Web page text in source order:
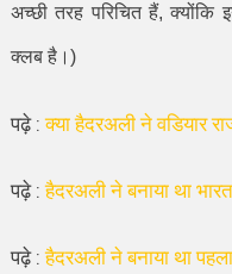
अच्छी तरह परिचित हैं,क्योंकि
क्लब है।)
पढ़े :क्या हैदरअली ने वडियार
पढ़े :हैदरअली ने बनाया था
पढ़े :हैदरअली ने बनाया था